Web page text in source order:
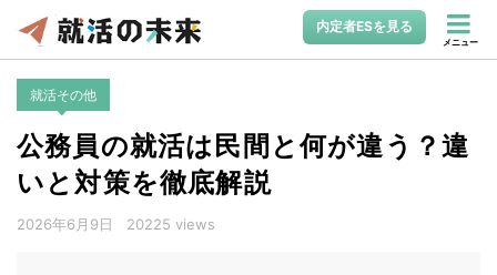
内定者ESを見る
メニュー
就活その他
公務員の就活は民間と何が違う？違
いと対策を徹底解説
2026年6月9日 20225 views